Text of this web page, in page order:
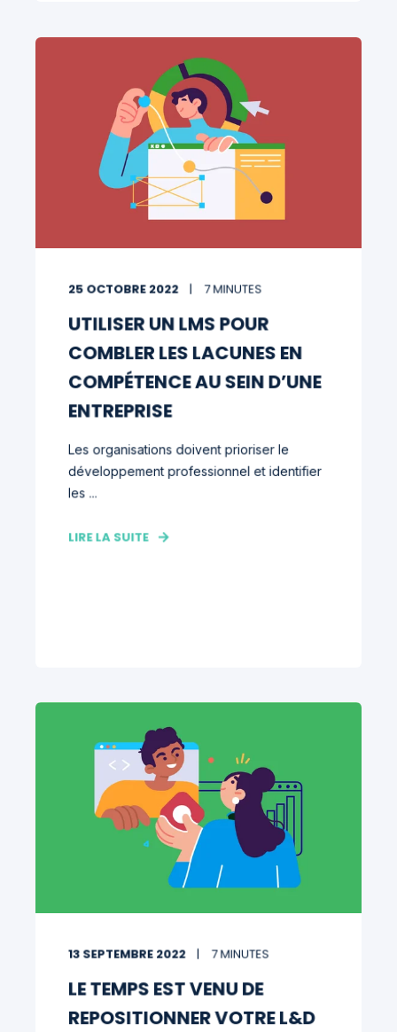
25 OCTOBRE 2022 7 MINUTES
UTILISER UN LMS POUR
COMBLER LES LACUNES EN
COMPÉTENCE AU SEIN D’UNE
ENTREPRISE
Les organisations doivent prioriser le
développement professionnel et identifier
les ...
LIRE LA SUITE
13 SEPTEMBRE 2022 7 MINUTES
LE TEMPS EST VENU DE
REPOSITIONNER VOTRE L&D